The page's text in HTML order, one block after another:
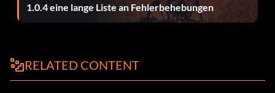
1.0.4 eine lange Liste an Fehlerbehebungen
RELATED CONTENT